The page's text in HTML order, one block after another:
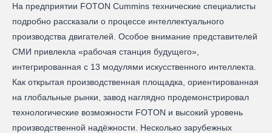
На предприятии FOTON Cummins технические специалисты
подробно рассказали о процессе интеллектуального
производства двигателей. Особое внимание представителей
СМИ привлекла «рабочая станция будущего»,
интегрированная с 13 модулями искусственного интеллекта.
Как открытая производственная площадка, ориентированная
на глобальные рынки, завод наглядно продемонстрировал
технологические возможности FOTON и высокий уровень
производственной надёжности. Несколько зарубежных